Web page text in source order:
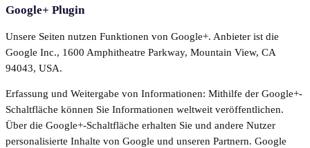
Google+ Plugin
Unsere Seiten nutzen Funktionen von Google+. Anbieter ist die
Google Inc., 1600 Amphitheatre Parkway, Mountain View, CA
94043, USA.
Erfassung und Weitergabe von Informationen: Mithilfe der Google+-
Schaltfläche können Sie Informationen weltweit veröffentlichen.
Über die Google+-Schaltfläche erhalten Sie und andere Nutzer
personalisierte Inhalte von Google und unseren Partnern. Google